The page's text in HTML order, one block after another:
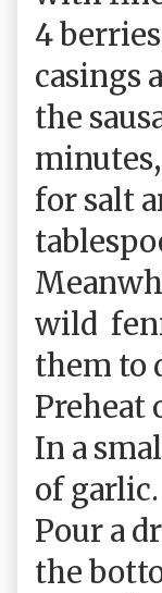
4
casings
the
for salt
wild
them to
Preheat
In a
of garlic.
Pour a
the